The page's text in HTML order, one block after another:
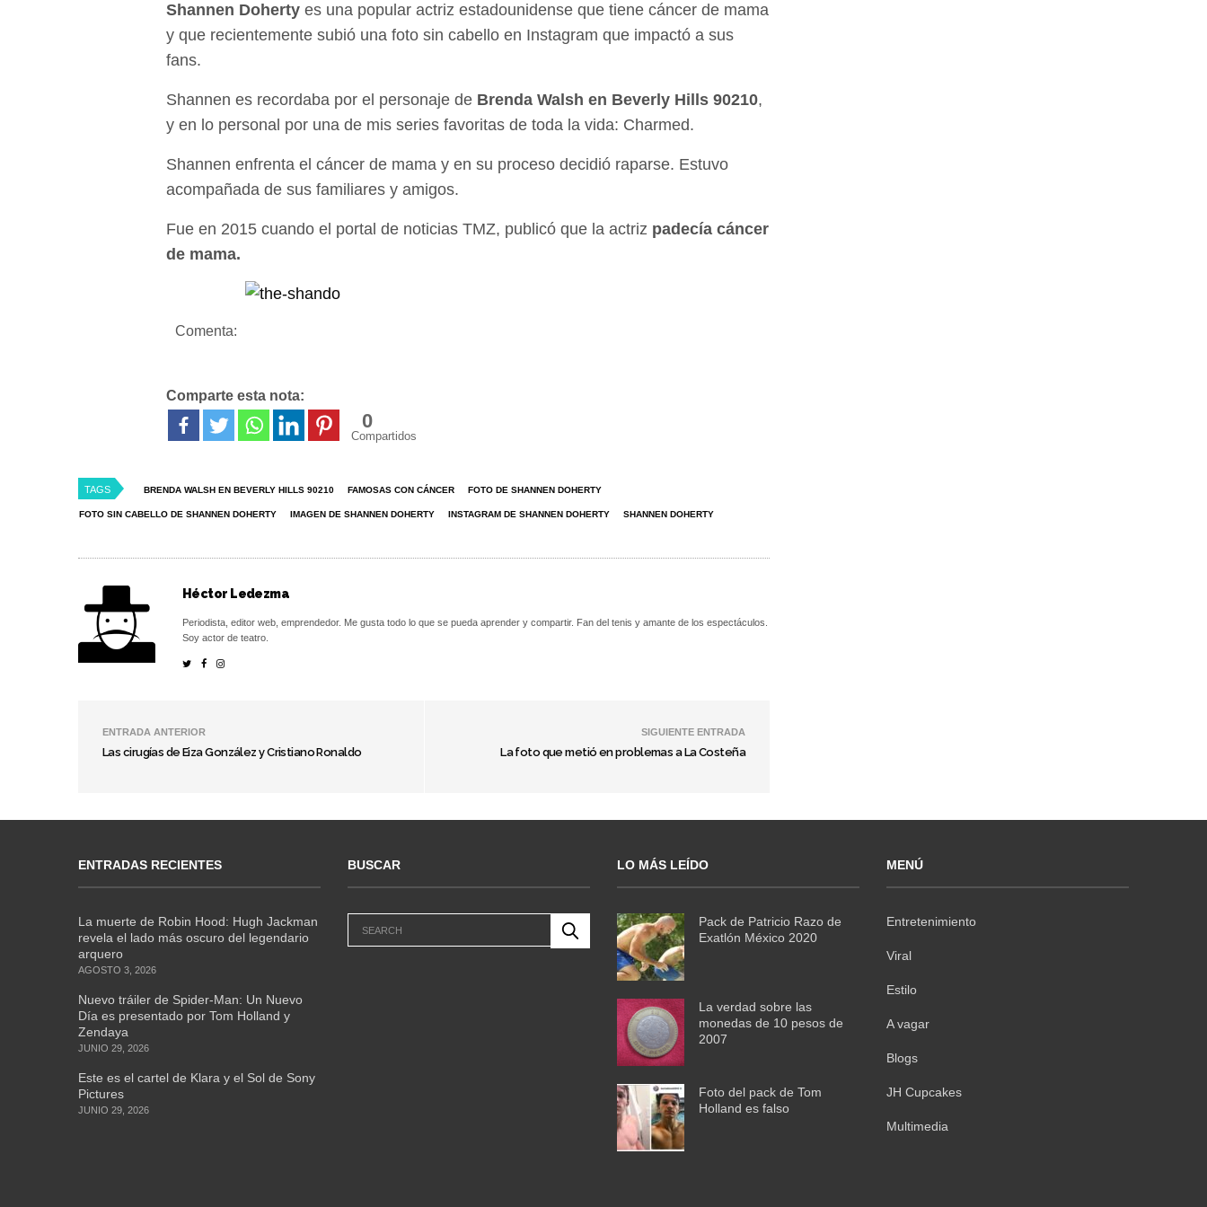
Shannen Doherty es una popular actriz estadounidense que tiene cáncer de mama
y que recientemente subió una foto sin cabello en Instagram que impactó a sus
fans.
Shannen es recordaba por el personaje de Brenda Walsh en Beverly Hills 90210,
y en lo personal por una de mis series favoritas de toda la vida: Charmed.
Shannen enfrenta el cáncer de mama y en su proceso decidió raparse. Estuvo
acompañada de sus familiares y amigos.
Fue en 2015 cuando el portal de noticias TMZ, publicó que la actriz padecía cáncer
de mama.
Comenta:
Comparte esta nota:
0
Compartidos
TAGS BRENDA WALSH EN BEVERLY HILLS 90210 FAMOSAS CON CÁNCER FOTO DE SHANNEN DOHERTY
FOTO SIN CABELLO DE SHANNEN DOHERTY IMAGEN DE SHANNEN DOHERTY INSTAGRAM DE SHANNEN DOHERTY SHANNEN DOHERTY
Héctor Ledezma
Periodista, editor web, emprendedor. Me gusta todo lo que se pueda aprender y compartir. Fan del tenis y amante de los espectáculos.
Soy actor de teatro.
ENTRADA ANTERIOR
Las cirugías de Eiza González y Cristiano Ronaldo
SIGUIENTE ENTRADA
La foto que metió en problemas a La Costeña
ENTRADAS RECIENTES
La muerte de Robin Hood: Hugh Jackman
revela el lado más oscuro del legendario
arquero
AGOSTO 3, 2026
Nuevo tráiler de Spider-Man: Un Nuevo
Día es presentado por Tom Holland y
Zendaya
JUNIO 29, 2026
Este es el cartel de Klara y el Sol de Sony
Pictures
JUNIO 29, 2026
BUSCAR LO MÁS LEÍDO
Pack de Patricio Razo de
Exatlón México 2020
La verdad sobre las
monedas de 10 pesos de
2007
Foto del pack de Tom
Holland es falso
MENÚ
Entretenimiento
Viral
Estilo
A vagar
Blogs
JH Cupcakes
Multimedia